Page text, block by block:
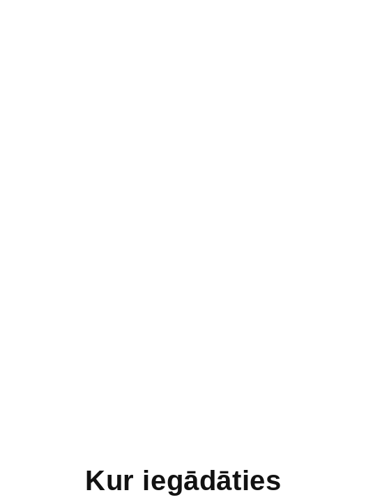
Kur iegādāties